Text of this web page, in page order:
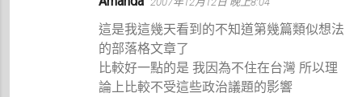
這是我這幾天看到的不知道第幾篇類似想法
的部落格文章了
比較好一點的是 我因為不住在台灣 所以理
論上比較不受這些政治議題的影響